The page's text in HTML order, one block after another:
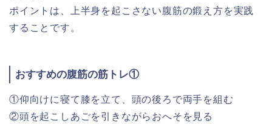
ポイントは、上半身を起こさない腹筋の鍛え方を実践
することです。
おすすめの腹筋の筋トレ①
①仰向けに寝て膝を立て、頭の後ろで両手を組む
②頭を起こしあごを引きながらおへそを見る